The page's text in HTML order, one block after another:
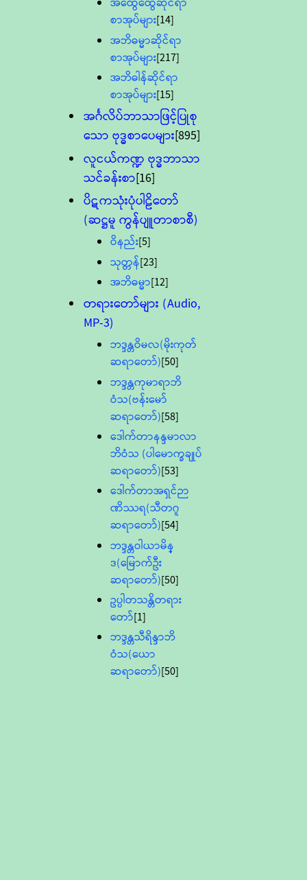
စာအုပ်များ[14]
အဘိဓမ္မာဆိုင်ရာ
စာအုပ်များ[217]
အဘိဓါန်ဆိုင်ရာ
စာအုပ်များ[15]
အင်္ဂလိပ်ဘာသာဖြင့်ပြုစု
သော ဗုဒ္ဓစာပေများ[895]
လူငယ်ကဏ္ဍ ဗုဒ္ဓဘာသာ
သင်ခန်းစာ[16]
ပိဋကသုံးပုံပါဠိတော်
(ဆဋ္ဌမူ ကွန်ပျူတာစာစီ)
ဝိနည်း[5]
သုတ္တန်[23]
အဘိဓမ္မာ[12]
တရားတော်များ (Audio,
MP-3)
ဘဒ္ဒန္တဝိမလ(မိုးကုတ်
ဆရာတော်)[50]
ဘဒ္ဒန္တကုမာရာဘိ
ဝံသ(ဗန်းမော်
ဆရာတော်)[58]
ဒေါက်တာနန္ဒမာလာ
ဘိဝံသ (ပါမောက္ခချုပ်
ဆရာတော်)[53]
ဒေါက်တာအရှင်ဉာ
ဏိဿရ(သီတဂူ
ဆရာတော်)[54]
ဘဒ္ဒန္တဝါယာမိန္
ဒ(မြောက်ဦး
ဆရာတော်)[50]
ဥပ္ပါတသန္တိတရား
တော်[1]
ဘဒ္ဒန္တသီရိန္ဒာဘိ
ဝံသ(ယော
ဆရာတော်)[50]